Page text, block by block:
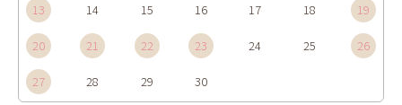
13 14 15 16 17 18 19
20 21 22 23 24 25 26
27 28 29 30